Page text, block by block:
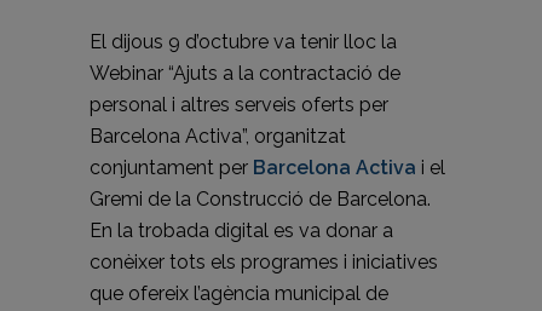
El dijous 9 d’octubre va tenir lloc la
Webinar “Ajuts a la contractació de
personal i altres serveis oferts per
Barcelona Activa”, organitzat
conjuntament per Barcelona Activa i el
Gremi de la Construcció de Barcelona.
En la trobada digital es va donar a
conèixer tots els programes i iniciatives
que ofereix l’agència municipal de